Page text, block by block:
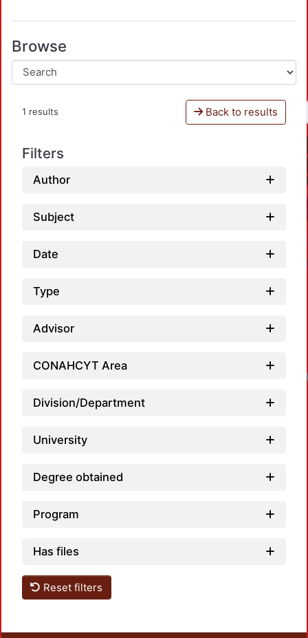
Browse
1 results Back to results
Filters
Author
Subject
Date
Type
Advisor
CONAHCYT Area
Division/Department
University
Degree obtained
Program
Has files
Reset filters